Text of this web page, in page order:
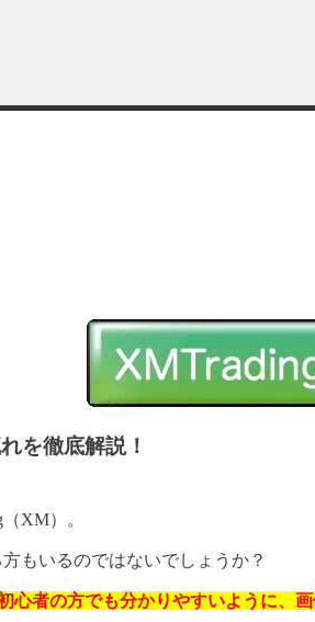
を徹底解説！
XM）。
もいるのではないでしょうか？
心者の方でも分かりやすいように、